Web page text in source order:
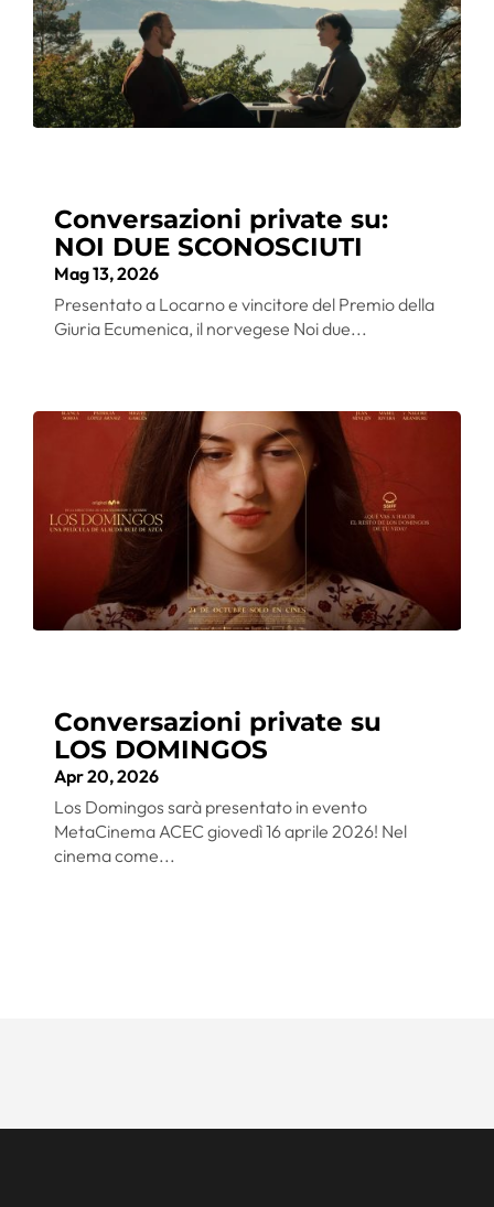
Conversazioni private su:
NOI DUE SCONOSCIUTI
Mag 13, 2026
Presentato a Locarno e vincitore del Premio della
Giuria Ecumenica, il norvegese Noi due...
Conversazioni private su
LOS DOMINGOS
Apr 20, 2026
Los Domingos sarà presentato in evento
MetaCinema ACEC giovedì 16 aprile 2026! Nel
cinema come...